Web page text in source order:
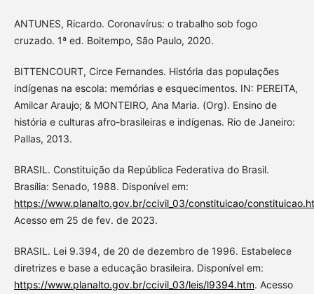
ANTUNES, Ricardo. Coronavírus: o trabalho sob fogo
cruzado. 1ª ed. Boitempo, São Paulo, 2020.
BITTENCOURT, Circe Fernandes. História das populações
indígenas na escola: memórias e esquecimentos. IN: PEREITA,
Amilcar Araujo; & MONTEIRO, Ana Maria. (Org). Ensino de
história e culturas afro-brasileiras e indígenas. Rio de Janeiro:
Pallas, 2013.
BRASIL. Constituição da República Federativa do Brasil.
Brasília: Senado, 1988. Disponível em:
https://www.planalto.gov.br/ccivil_03/constituicao/
Acesso em 25 de fev. de 2023.
BRASIL. Lei 9.394, de 20 de dezembro de 1996. Estabelece
diretrizes e base a educação brasileira. Disponível em:
https://www.planalto.gov.br/ccivil_03/leis/l9394.htm. Acesso